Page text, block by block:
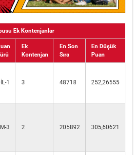
Ek Kontenjanlar
Ek
Kontenjan
En Son
Sıra
En Düşük
Puan
1 3 48718 252,26555
3 2 205892 305,60621